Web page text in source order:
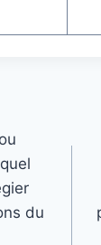
du